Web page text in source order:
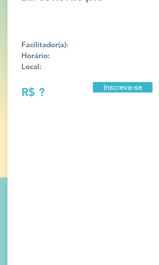
Facilitador(a):
Horário:
Local:
R$ ? Inscreva-se